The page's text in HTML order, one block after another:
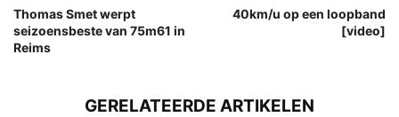
Thomas Smet werpt
seizoensbeste van 75m61 in
Reims
40km/u op een loopband
[video]
GERELATEERDE ARTIKELEN